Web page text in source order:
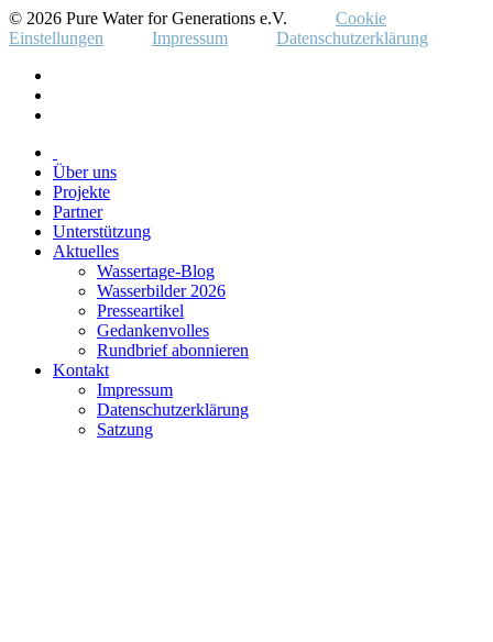
© 2026 Pure Water for Generations e.V.
Cookie
Einstellungen
Impressum Datenschutzerklärung
Über uns
Projekte
Partner
Unterstützung
Aktuelles
Wassertage-Blog
Wasserbilder 2026
Presseartikel
Gedankenvolles
Rundbrief abonnieren
Kontakt
Impressum
Datenschutzerklärung
Satzung